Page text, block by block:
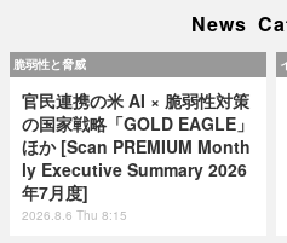
News
脆弱性と脅威
官民連携の米 AI × 脆弱性対策
の国家戦略「GOLD EAGLE」
ほか [Scan PREMIUM Month
ly Executive Summary 2026
年7月度]
2026.8.6 Thu 8:15